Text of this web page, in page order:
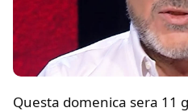
Questa domenica sera 11